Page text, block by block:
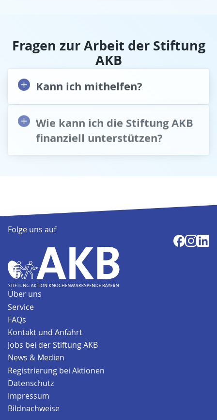
Fragen zur Arbeit der Stiftung
AKB
Kann ich mithelfen?
Wie kann ich die Stiftung AKB
finanziell unterstützen?
Folge uns auf
Über uns
Service
FAQs
Kontakt und Anfahrt
Jobs bei der Stiftung AKB
News & Medien
Registrierung bei Aktionen
Datenschutz
Impressum
Bildnachweise